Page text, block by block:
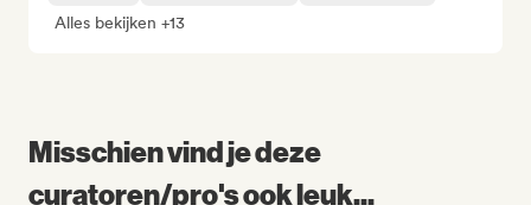
Alles bekijken +13
Misschien vind je deze
curatoren/pro's ook leuk...